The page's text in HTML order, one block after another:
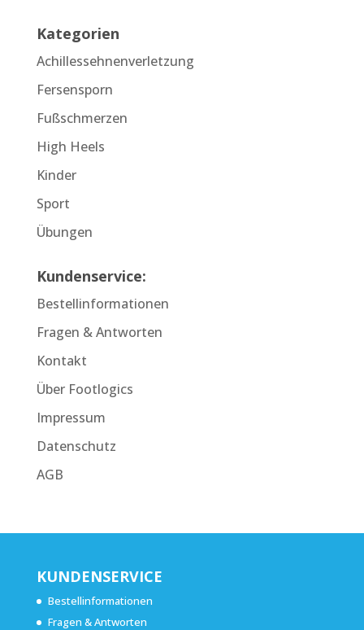
Kategorien
Achillessehnenverletzung
Fersensporn
Fußschmerzen
High Heels
Kinder
Sport
Übungen
Kundenservice:
Bestellinformationen
Fragen & Antworten
Kontakt
Über Footlogics
Impressum
Datenschutz
AGB
KUNDENSERVICE
Bestellinformationen
Fragen & Antworten